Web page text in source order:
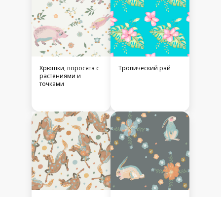
Хрюшки, поросята с
растениями и
точками
Тропический рай